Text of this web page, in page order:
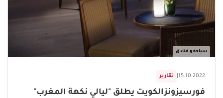
سياحة و فنادق
تقارير 15.10.2022
فورسيزونزالكويت يطلق "ليالي نكهة المغرب"